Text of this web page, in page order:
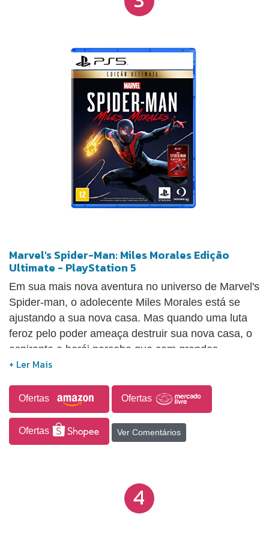
Marvel's Spider-Man: Miles Morales Edição
Ultimate - PlayStation 5
Em sua mais nova aventura no universo de Marvel's
Spider-man, o adolecente Miles Morales está se
ajustando a sua nova casa. Mas quando uma luta
feroz pelo poder ameaça destruir sua nova casa, o
aspirante a herói percebe que com grandes
poderes, também deve vir uma grande
da Marvel, Miles deve assumir o manto do Homem-
Aranha e torná-lo seu.
Ofertas Ofertas
Ofertas Ver Comentários
4